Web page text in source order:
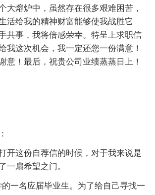
大熔炉中，虽然存在很多艰难困苦，
活给我的精神财富能够使我战胜它
共事，我将倍感荣幸。特呈上求职信
我这次机会，我一定还您一份满意！
意！最后，祝贵公司业绩蒸蒸日上！
开这份自荐信的时候，对于我来说是
一扇希望之门。
一名应届毕业生。为了给自己寻找一